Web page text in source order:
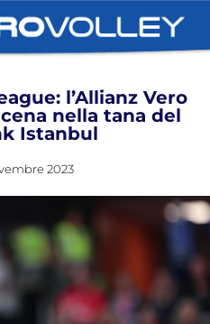
l’Allianz Vero
nella tana del
Istanbul
2023